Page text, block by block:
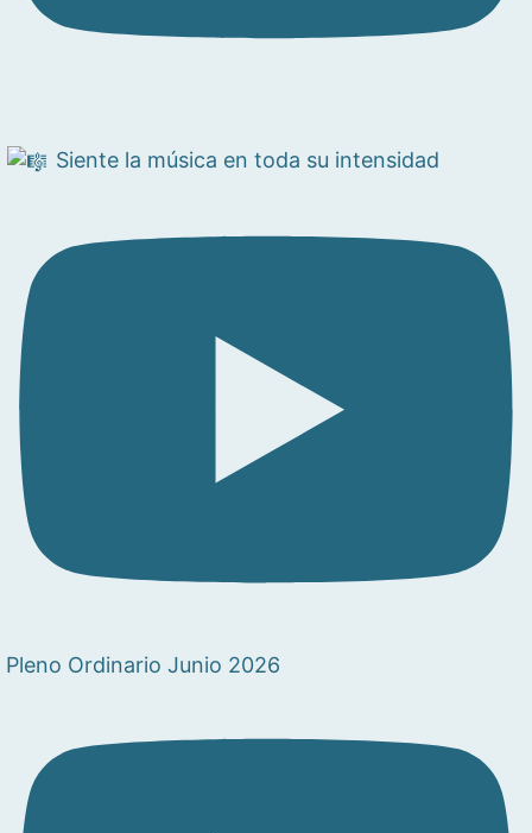
Siente la música en toda su intensidad
Pleno Ordinario Junio 2026